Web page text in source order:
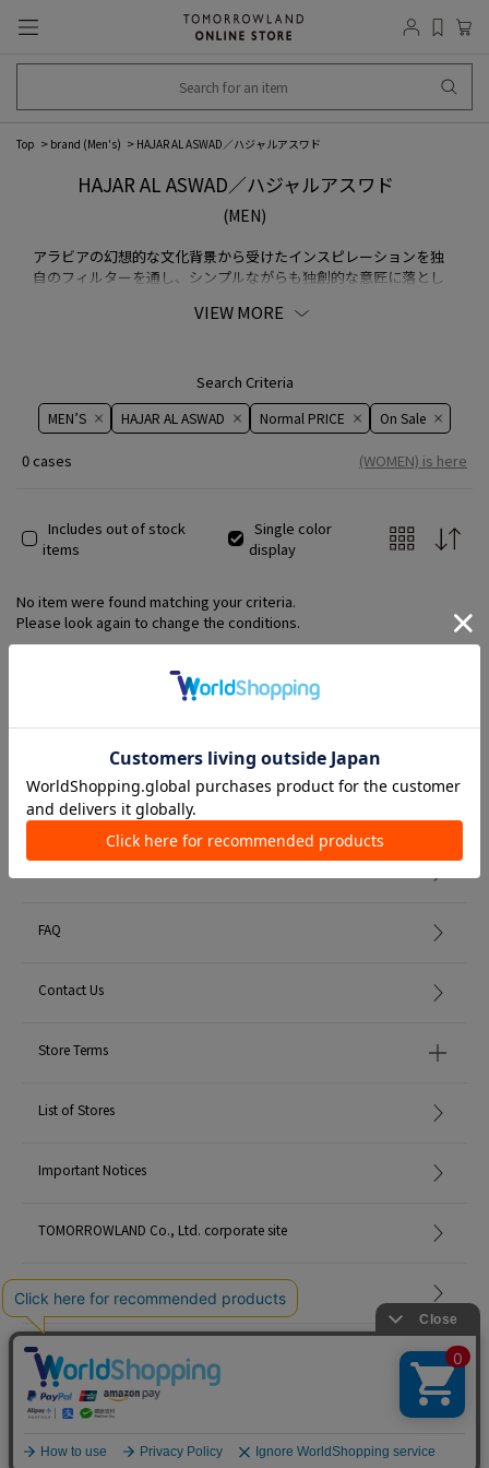
Top brand (Men's) HAJAR AL ASWAD／ハジャルアスワド
HAJAR AL ASWAD／ハジャルアスワド
(MEN)
アラビアの幻想的な文化背景から受けたインスピレーションを独
自のフィルターを通し、シンプルながらも独創的な意匠に落とし
ルバー、貴石と半貴石の大胆な組み合わせが特徴です。
VIEW MORE
Search Criteria
MEN’S HAJAR AL ASWAD Normal PRICE On ​​Sale​​
0 cases (WOMEN) is here
Includes out of stock
items
Single color
display
No item were found matching your criteria.
Please look again to change the conditions.
Member Services
FAQ
Contact Us
Store Terms
List of Stores
Important Notices
TOMORROWLAND Co., Ltd. corporate site
Careers
Site Map
English